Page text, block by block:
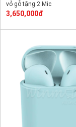
vỏ gỗ tặng 2 Mic
3,650,000đ